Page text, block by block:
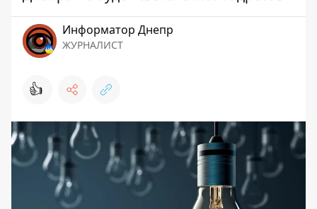
Информатор Днепр
ЖУРНАЛИСТ
👍